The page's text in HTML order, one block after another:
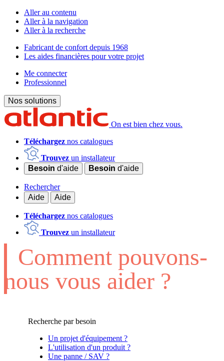
Aller au contenu
Aller à la navigation
Aller à la recherche
Fabricant de confort depuis 1968
Les aides financières pour votre projet
Me connecter
Professionnel
Nos solutions
On est bien chez vous.
Téléchargez nos catalogues
Trouvez un installateur
Besoin d'aide Besoin d'aide
Rechercher
Aide
Aide
Téléchargez nos catalogues
Trouvez un installateur
Comment pouvons-
nous vous aider ?
Recherche par besoin
Un projet d'équipement ?
L'utilisation d'un produit ?
Une panne / SAV ?